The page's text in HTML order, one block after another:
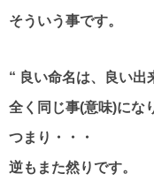
そういう事です。
“ 良い命名は、良い出
全く同じ事(意味)にな
つまり・・・
逆もまた然りです。